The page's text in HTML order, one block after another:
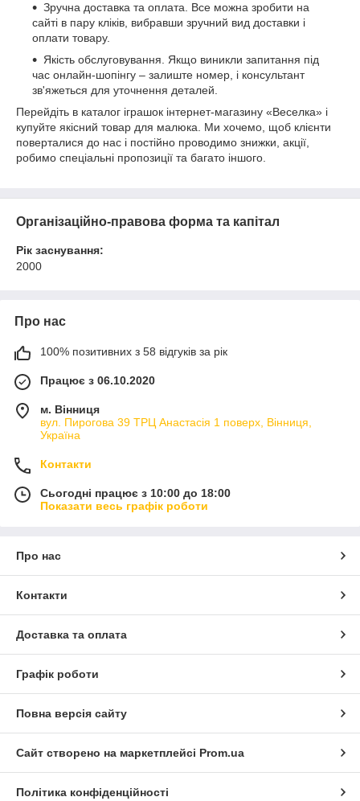
Зручна доставка та оплата. Все можна зробити на
сайті в пару кліків, вибравши зручний вид доставки і
оплати товару.
Якість обслуговування. Якщо виникли запитання під
час онлайн-шопінгу – залиште номер, і консультант
зв'яжеться для уточнення деталей.
Перейдіть в каталог іграшок інтернет-магазину «Веселка» і
купуйте якісний товар для малюка. Ми хочемо, щоб клієнти
поверталися до нас і постійно проводимо знижки, акції,
робимо спеціальні пропозиції та багато іншого.
Організаційно-правова форма та капітал
Рік заснування:
2000
Про нас
100% позитивних з 58 відгуків за рік
Працює з 06.10.2020
м. Вінниця
вул. Пирогова 39 ТРЦ Анастасія 1 поверх, Вінниця,
Україна
Контакти
Сьогодні працює з 10:00 до 18:00
Показати весь графік роботи
Про нас
Контакти
Доставка та оплата
Графік роботи
Повна версія сайту
Сайт створено на маркетплейсі Prom.ua
Політика конфіденційності